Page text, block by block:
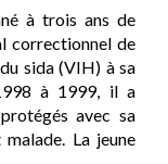
à trois ans de
correctionnel de
sida (VIH) à sa
à 1999, il a
avec sa
La jeune